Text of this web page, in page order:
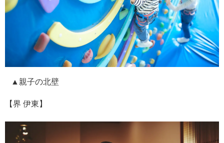
▲親子の北壁
【界 伊東】